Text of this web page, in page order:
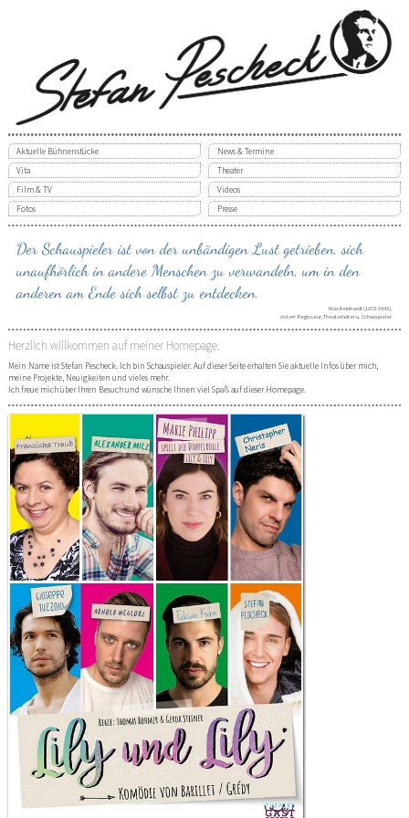
Aktuelle Bühnenstücke
News & Termine
Vita
Theater
Film & TV
Videos
Fotos
Presse
Der Schauspieler ist von der unbändigen Lust getrieben, sich
unaufhörlich in andere Menschen zu verwandeln, um in den
anderen am Ende sich selbst zu entdecken.
Max Reinhardt(1873-1943),
österr. Regisseur, Theaterleiter u. Schauspieler
Herzlich willkommen auf meiner Homepage.
Mein Name ist Stefan Pescheck. Ich bin Schauspieler. Auf dieser Seite erhalten Sie aktuelle Infos über mich,
meine Projekte, Neuigkeiten und vieles mehr.
Ich freue mich über Ihren Besuch und wünsche Ihnen viel Spaß auf dieser Homepage.